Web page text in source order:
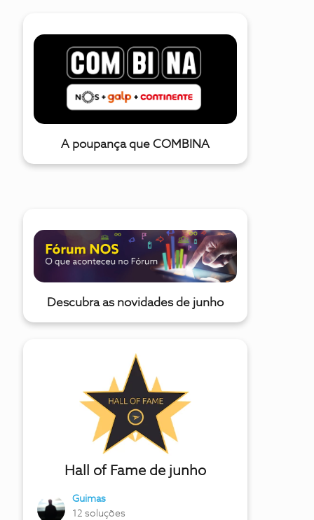
A poupança que COMBINA
Descubra as novidades de junho
Hall of Fame de junho
Guimas
12 soluções